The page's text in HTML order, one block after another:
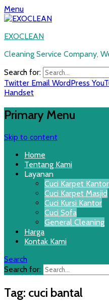
Menu
EXOCLEAN
Cleaning Service Company,
Search for:
Twitter Email WordPress
Handset
Primary Menu
Skip to content
Home
Tentang Kami
Layanan
Cuci Karpet Kantor
Cuci Karpet Masjid
Cuci Kursi Kantor
Cuci Sofa
General Cleaning
Harga
Kontak Kami
Search
Search for:
Tag: cuci bantal